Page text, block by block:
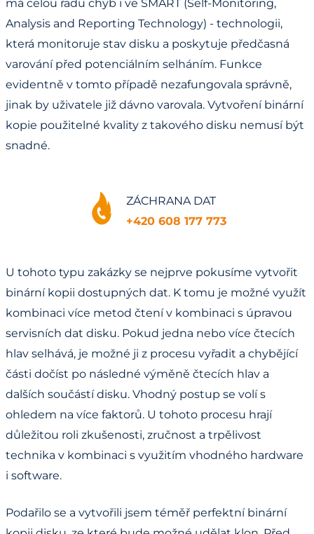
má celou řadu chyb i ve SMART (Self-Monitoring,
Analysis and Reporting Technology) - technologii,
která monitoruje stav disku a poskytuje předčasná
varování před potenciálním selháním. Funkce
evidentně v tomto případě nezafungovala správně,
jinak by uživatele již dávno varovala. Vytvoření binární
kopie použitelné kvality z takového disku nemusí být
snadné.
ZÁCHRANA DAT
+420 608 177 773
U tohoto typu zakázky se nejprve pokusíme vytvořit
binární kopii dostupných dat. K tomu je možné využít
kombinaci více metod čtení v kombinaci s úpravou
servisních dat disku. Pokud jedna nebo více čtecích
hlav selhává, je možné ji z procesu vyřadit a chybějící
části dočíst po následné výměně čtecích hlav a
dalších součástí disku. Vhodný postup se volí s
ohledem na více faktorů. U tohoto procesu hrají
důležitou roli zkušenosti, zručnost a trpělivost
technika v kombinaci s využitím vhodného hardware
i software.
Podařilo se a vytvořili jsem téměř perfektní binární